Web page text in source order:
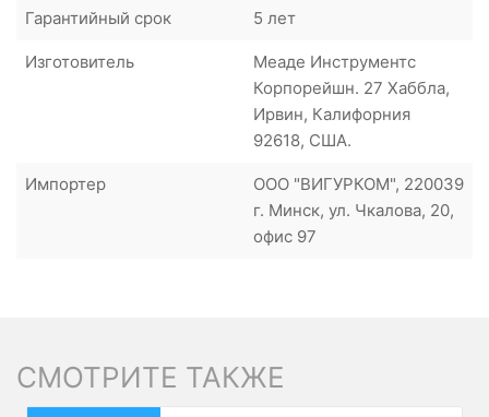
Гарантийный срок 5 лет
Изготовитель
Меаде Инструментс
Корпорейшн. 27 Хаббла,
Ирвин, Калифорния
92618, США.
Импортер
ООО "ВИГУРКОМ", 220039
г. Минск, ул. Чкалова, 20,
офис 97
СМОТРИТЕ ТАКЖЕ